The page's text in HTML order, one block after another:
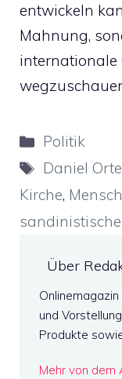
entwickeln
Mahnung,
internationale
Kategorien
Politik
Daniel
Kirche,
Über
Onlinemagazin
und
Produkte
Mehr von dem